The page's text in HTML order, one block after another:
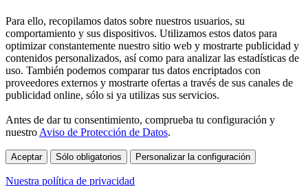
Para ello, recopilamos datos sobre nuestros usuarios, su
comportamiento y sus dispositivos. Utilizamos estos datos para
optimizar constantemente nuestro sitio web y mostrarte publicidad y
contenidos personalizados, así como para analizar las estadísticas de
uso. También podemos comparar tus datos encriptados con
proveedores externos y mostrarte ofertas a través de sus canales de
publicidad online, sólo si ya utilizas sus servicios.
Antes de dar tu consentimiento, comprueba tu configuración y
nuestroAviso de Protección de Datos.
Aceptar Sólo obligatorios Personalizar la configuración
Nuestra política de privacidad